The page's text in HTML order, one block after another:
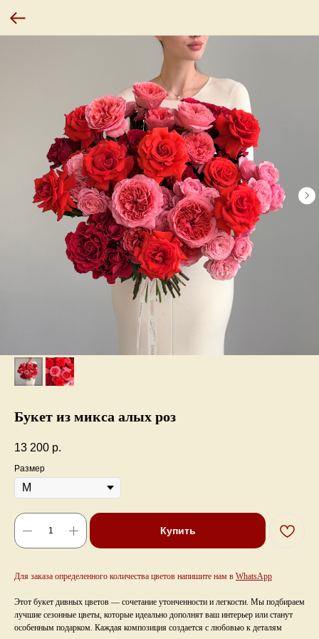
Букет из микса алых роз
13 200 р.
Размер
Купить
Для заказа определенного количества цветов напишите нам в WhatsApp
Этот букет дивных цветов — сочетание утонченности и легкости. Мы подбираем
лучшие сезонные цветы, которые идеально дополнят ваш интерьер или станут
особенным подарком. Каждая композиция создается с любовью к деталям